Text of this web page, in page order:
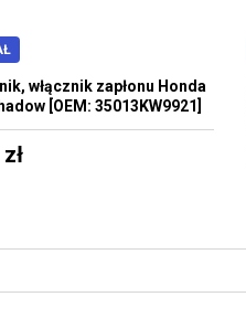
włącznik zapłonu Honda
[OEM: 35013KW9921]